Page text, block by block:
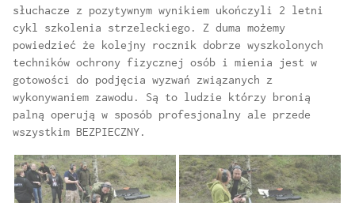
słuchacze z pozytywnym wynikiem ukończyli 2 letni
cykl szkolenia strzeleckiego. Z duma możemy
powiedzieć że kolejny rocznik dobrze wyszkolonych
techników ochrony fizycznej osób i mienia jest w
gotowości do podjęcia wyzwań związanych z
wykonywaniem zawodu. Są to ludzie którzy bronią
palną operują w sposób profesjonalny ale przede
wszystkim BEZPIECZNY.